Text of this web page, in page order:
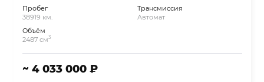
Пробег
38919 км.
Объём
2487 см3
Трансмиссия
Автомат
~ 4 033 000 ₽